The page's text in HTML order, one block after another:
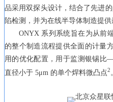
品采用双探头设计，结合了先进
陷检测，并为在线半导体制造提供
ONYX 系列系统旨在为从前
的整个制造流程提供全面的计量
用的优化配置，用于监测银锡比
直径小于 5μm 的单个焊料微凸点2